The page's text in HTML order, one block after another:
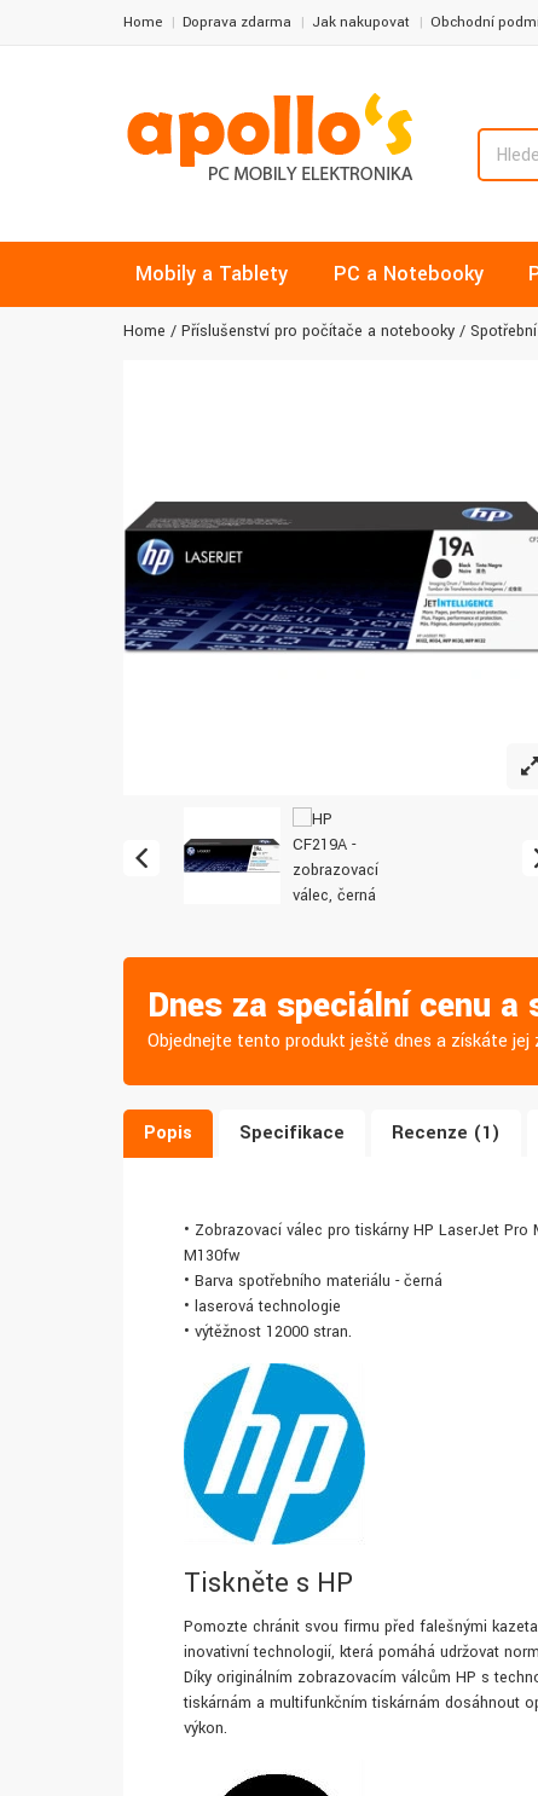
Home Doprava zdarma Jak nakupovat Obchodní
Mobily a Tablety PC a Notebooky
Home Příslušenství pro počítače a notebooky
Dnes za speciální cenu
Objednejte tento produkt ještě dnes a získáte jej
Popis Specifikace Recenze (1)
• Zobrazovací válec pro tiskárny HP LaserJet
M130fw
• Barva spotřebního materiálu - černá
• laserová technologie
• výtěžnost 12000 stran.
Tiskněte s HP
Pomozte chránit svou firmu před falešnými
inovativní technologií, která pomáhá udržovat
Díky originálním zobrazovacím válcům HP s
tiskárnám a multifunkčním tiskárnám dosáhnout
výkon.